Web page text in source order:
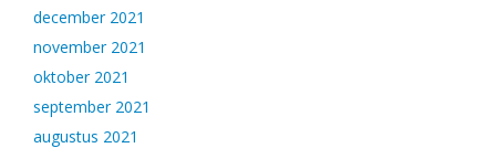
december 2021
november 2021
oktober 2021
september 2021
augustus 2021